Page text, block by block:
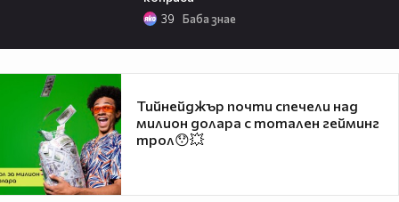
39 Баба знае
Тийнейджър почти спечели над
милион долара с тотален гейминг
трол😯💥